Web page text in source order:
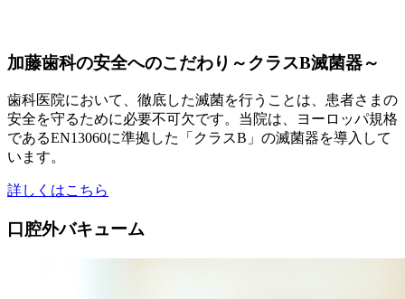
加藤歯科の安全へのこだわり～クラスB滅菌器～
歯科医院において、徹底した滅菌を行うことは、患者さまの
安全を守るために必要不可欠です。当院は、ヨーロッパ規格
であるEN13060に準拠した「クラスB」の滅菌器を導入して
います。
詳しくはこちら
口腔外バキューム